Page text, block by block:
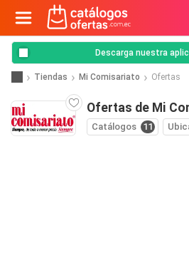
Descarga nuestra
Tiendas Mi Comisariato Ofertas
Ofertas de Mi
Catálogos 11